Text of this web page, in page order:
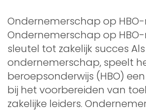
Ondernemerschap op
Ondernemerschap op HBO-
sleutel tot zakelijk succes
ondernemerschap, speelt
beroepsonderwijs (HBO)
bij het voorbereiden van
zakelijke leiders.